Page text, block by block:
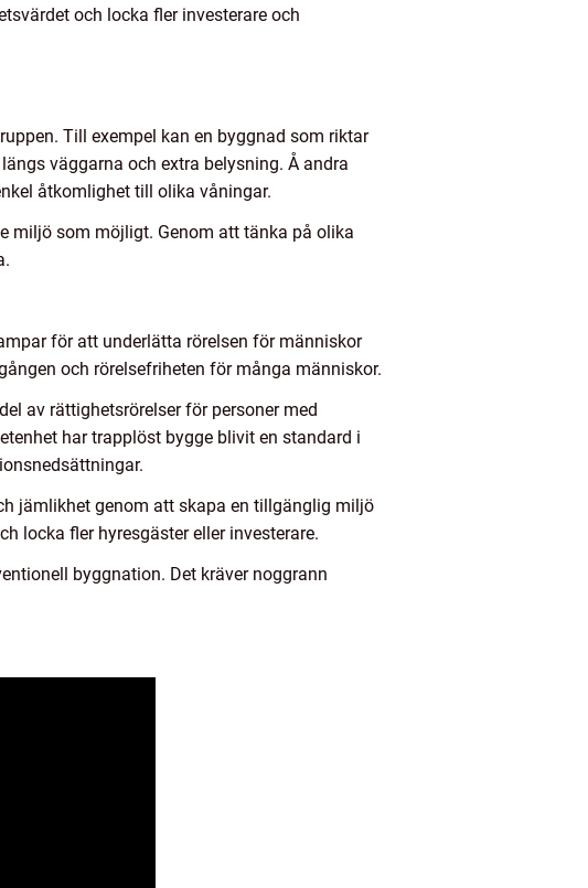
och locka fler investerare och
Till exempel kan en byggnad som riktar
väggarna och extra belysning. Å andra
åtkomlighet till olika våningar.
miljö som möjligt. Genom att tänka på olika
för att underlätta rörelsen för människor
och rörelsefriheten för många människor.
av rättighetsrörelser för personer med
har trapplöst bygge blivit en standard i
jämlikhet genom att skapa en tillgänglig miljö
locka fler hyresgäster eller investerare.
byggnation. Det kräver noggrann